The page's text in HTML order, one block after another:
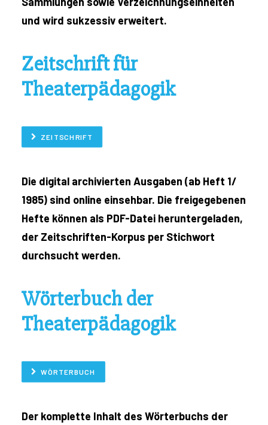
und wird sukzessiv erweitert.
Zeitschrift für
Theaterpädagogik
ZEITSCHRIFT
Die digital archivierten Ausgaben (ab Heft 1/
1985) sind online einsehbar. Die freigegebenen
Hefte können als PDF-Datei heruntergeladen,
der Zeitschriften-Korpus per Stichwort
durchsucht werden.
Wörterbuch der
Theaterpädagogik
WÖRTERBUCH
Der komplette Inhalt des Wörterbuchs der